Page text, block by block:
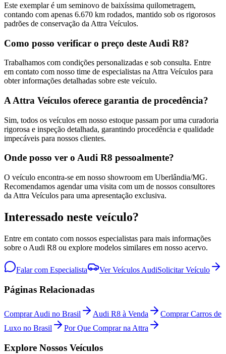
Este exemplar é um seminovo de baixíssima quilometragem,
contando com apenas 6.670 km rodados, mantido sob os rigorosos
padrões de conservação da Attra Veículos.
Como posso verificar o preço deste Audi R8?
Trabalhamos com condições personalizadas e sob consulta. Entre
em contato com nosso time de especialistas na Attra Veículos para
obter informações detalhadas sobre este veículo.
A Attra Veículos oferece garantia de procedência?
Sim, todos os veículos em nosso estoque passam por uma curadoria
rigorosa e inspeção detalhada, garantindo procedência e qualidade
impecáveis para nossos clientes.
Onde posso ver o Audi R8 pessoalmente?
O veículo encontra-se em nosso showroom em Uberlândia/MG.
Recomendamos agendar uma visita com um de nossos consultores
da Attra Veículos para uma apresentação exclusiva.
Interessado neste veículo?
Entre em contato com nossos especialistas para mais informações
sobre o Audi R8 ou explore modelos similares em nosso acervo.
Falar com Especialista Ver Veículos AudiSolicitar Veículo
Páginas Relacionadas
Comprar Audi no Brasil Audi R8 à Venda
Comprar Carros de
Luxo no Brasil
Por Que Comprar na Attra
Explore Nossos Veículos